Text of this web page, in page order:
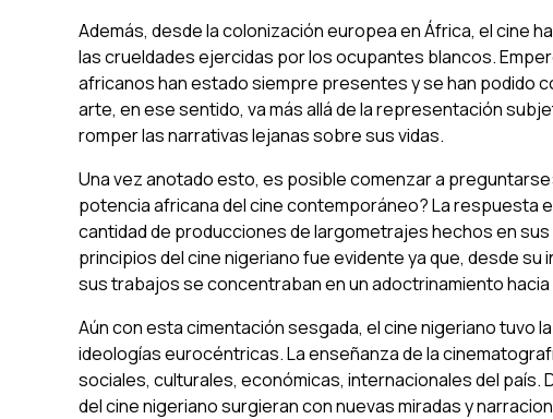
Además, desde la colonización europea en África, el cine
las crueldades ejercidas por los ocupantes blancos.
africanos han estado siempre presentes y se han podido
arte, en ese sentido, va más allá de la representación
romper las narrativas lejanas sobre sus vidas.
Una vez anotado esto, es posible comenzar a
potencia africana del cine contemporáneo? La respuesta
cantidad de producciones de largometrajes hechos en
principios del cine nigeriano fue evidente ya que, desde su
sus trabajos se concentraban en un adoctrinamiento
Aún con esta cimentación sesgada, el cine nigeriano tuvo
ideologías eurocéntricas. La enseñanza de la
sociales, culturales, económicas, internacionales del país.
del cine nigeriano surgieran con nuevas miradas y